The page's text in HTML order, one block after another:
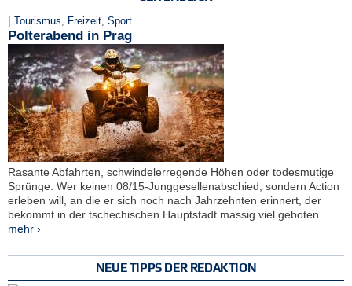
| Tourismus, Freizeit, Sport
Polterabend in Prag
Rasante Abfahrten, schwindelerregende Höhen oder todesmutige
Sprünge: Wer keinen 08/15-Junggesellenabschied, sondern Action
erleben will, an die er sich noch nach Jahrzehnten erinnert, der
bekommt in der tschechischen Hauptstadt massig viel geboten.
mehr ›
NEUE TIPPS DER REDAKTION